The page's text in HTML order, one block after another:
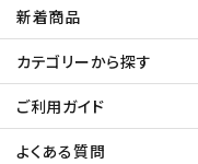
新着商品
カテゴリーから探す
ご利用ガイド
よくある質問